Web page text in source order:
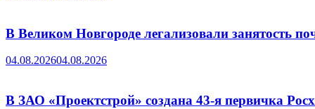
В Великом Новгороде легализовали занятость
04.08.202604.08.2026
В ЗАО «Проектстрой» создана 43-я первичка